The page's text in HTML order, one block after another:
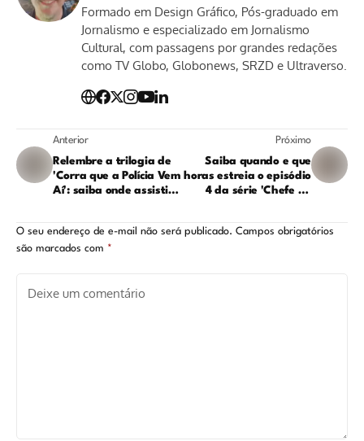
Formado em Design Gráfico, Pós-graduado em
Jornalismo e especializado em Jornalismo
Cultural, com passagens por grandes redações
como TV Globo, Globonews, SRZD e Ultraverso.
Anterior
Relembre a trilogia de
'Corra que a Polícia Vem
Aí': saiba onde assistir
Próximo
Saiba quando e que
horas estreia o episódio
4 da série 'Chefe de
O seu endereço de e-mail não será publicado. Campos obrigatórios
são marcados com *